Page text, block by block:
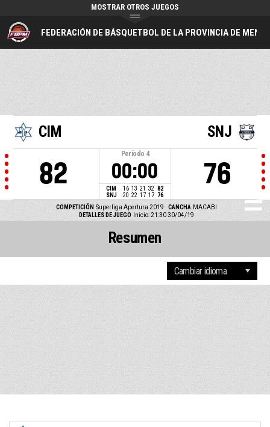
FEDERACIÓN DE BÁSQUETBOL DE LA PROVINCIA DE
MOSTRAR OTROS JUEGOS
CIM
82
Período 4
00:00
CIM 16 13 21 32 82
SNJ
20 22 17 17 76
SNJ
76
COMPETICIÓN Superliga Apertura 2019 CANCHA MACABI
DETALLES DE JUEGO
Inicio: 21:30 30/04/19
Resumen